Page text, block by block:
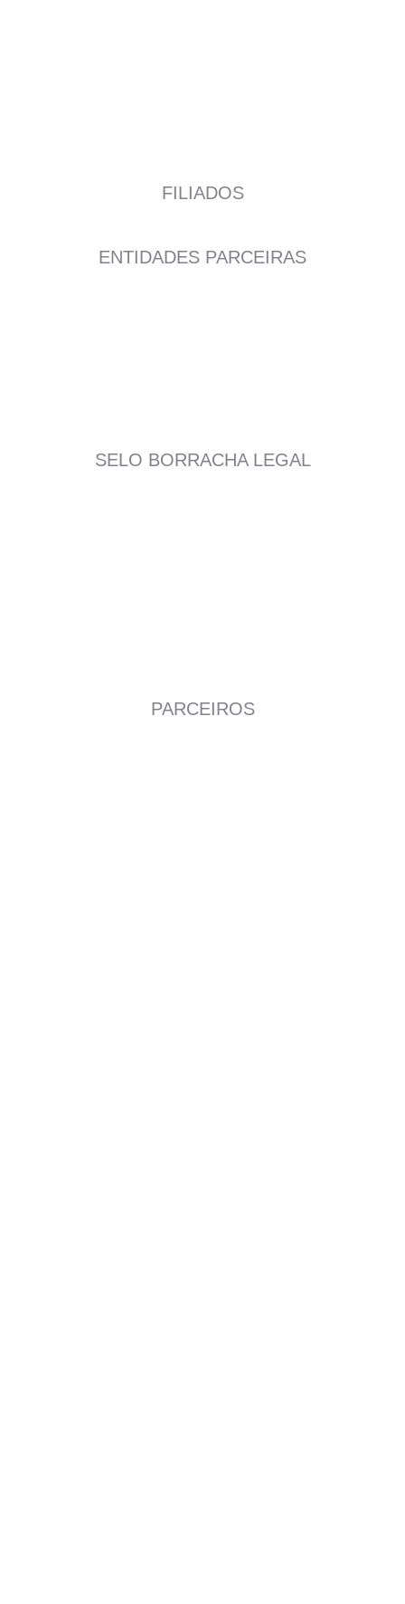
FILIADOS
ENTIDADES PARCEIRAS
SELO BORRACHA LEGAL
PARCEIROS